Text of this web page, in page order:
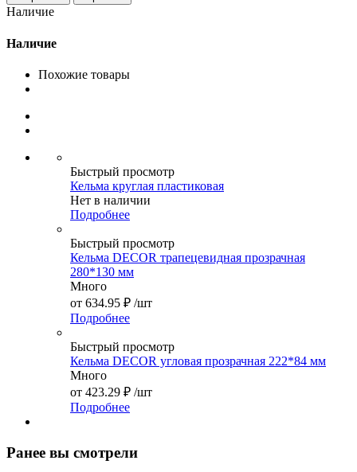
Наличие
Наличие
Похожие товары
Быстрый просмотр
Кельма круглая пластиковая
Нет в наличии
Подробнее
Быстрый просмотр
Кельма DECOR трапецевидная прозрачная
280*130 мм
Много
от 634.95 ₽ /шт
Подробнее
Быстрый просмотр
Кельма DECOR угловая прозрачная 222*84 мм
Много
от 423.29 ₽ /шт
Подробнее
Ранее вы смотрели